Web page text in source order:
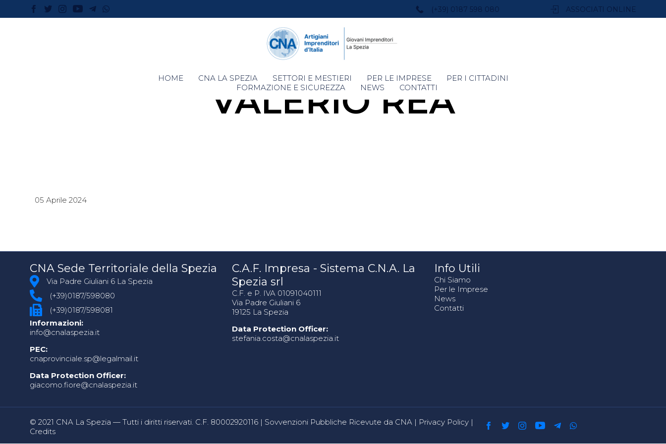
(+39) 0187 598 080 ASSOCIATI ONLINE
Skip
to
HOME CNA LA SPEZIA SETTORI E MESTIERI PER LE IMPRESE
PER I CITTADINI
FORMAZIONE E SICUREZZA
NEWS CONTATTI
VALERIO REA
05 Aprile 2024
CNA Sede Territoriale della Spezia
Via Padre Giuliani 6 La Spezia
(+39)0187/598080
(+39)0187/598081
Informazioni:
info@cnalaspezia.it
PEC:
cnaprovinciale.sp@legalmail.it
Data Protection Officer:
giacomo.fiore@cnalaspezia.it
C.A.F. Impresa - Sistema C.N.A. La
Spezia srl
C.F. e P. IVA 01091040111
Via Padre Giuliani 6
19125 La Spezia
Data Protection Officer:
stefania.costa@cnalaspezia.it
Info Utili
Chi Siamo
Per le Imprese
News
Contatti
© 2021 CNA La Spezia — Tutti i diritti riservati. C.F. 80002920116 | Sovvenzioni Pubbliche Ricevute da CNA | Privacy Policy |
Credits